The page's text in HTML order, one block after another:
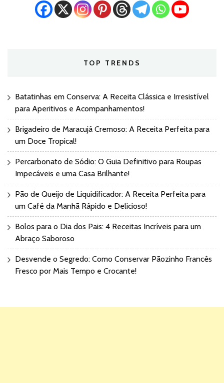
TOP TRENDS
Batatinhas em Conserva: A Receita Clássica e Irresistível
para Aperitivos e Acompanhamentos!
Brigadeiro de Maracujá Cremoso: A Receita Perfeita para
um Doce Tropical!
Percarbonato de Sódio: O Guia Definitivo para Roupas
Impecáveis e uma Casa Brilhante!
Pão de Queijo de Liquidificador: A Receita Perfeita para
um Café da Manhã Rápido e Delicioso!
Bolos para o Dia dos Pais: 4 Receitas Incríveis para um
Abraço Saboroso
Desvende o Segredo: Como Conservar Pãozinho Francês
Fresco por Mais Tempo e Crocante!